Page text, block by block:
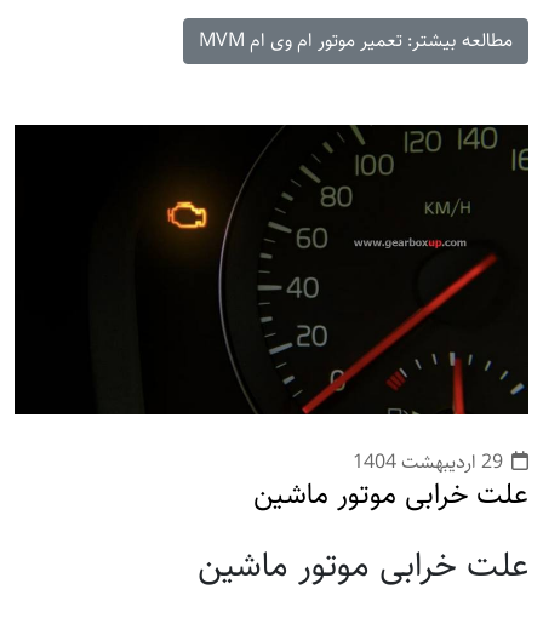
مطالعه بیشتر: تعمیر موتور ام وی ام MVM
29 ارديبهشت 1404
علت خرابی موتور ماشین
علت خرابی موتور ماشین